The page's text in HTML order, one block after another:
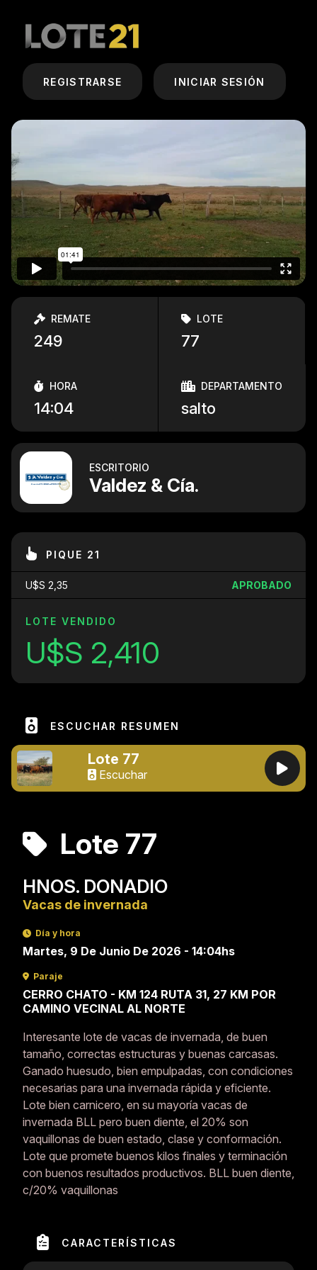
REGISTRARSE INICIAR SESIÓN
REMATE
249
LOTE
77
HORA
14:04
DEPARTAMENTO
salto
ESCRITORIO
Valdez & Cía.
PIQUE 21
U$S 2,35 APROBADO
LOTE VENDIDO
U$S 2,410
ESCUCHAR RESUMEN
Lote 77
Escuchar
Lote 77
HNOS. DONADIO
Vacas de invernada
Día y hora
Martes, 9 De Junio De 2026 - 14:04hs
Paraje
CERRO CHATO - KM 124 RUTA 31, 27 KM POR
CAMINO VECINAL AL NORTE
Interesante lote de vacas de invernada, de buen
tamaño, correctas estructuras y buenas carcasas.
Ganado huesudo, bien empulpadas, con condiciones
necesarias para una invernada rápida y eficiente.
Lote bien carnicero, en su mayoría vacas de
invernada BLL pero buen diente, el 20% son
vaquillonas de buen estado, clase y conformación.
Lote que promete buenos kilos finales y terminación
con buenos resultados productivos. BLL buen diente,
c/20% vaquillonas
CARACTERÍSTICAS